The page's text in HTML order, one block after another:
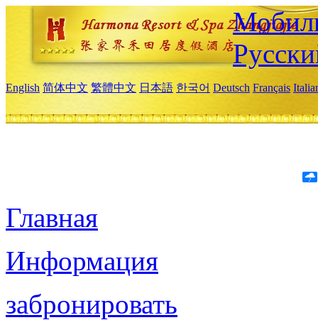
English 简体中文 繁體中文 日本語 한국어 Deutsch Français
Главная
Информация
забронировать